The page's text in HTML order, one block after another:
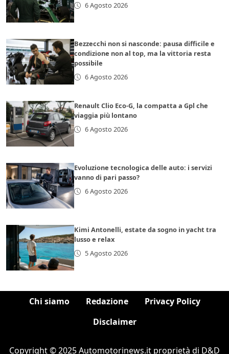
6 Agosto 2026
Bezzecchi non si nasconde: pausa difficile e
condizione non al top, ma la vittoria resta
possibile
6 Agosto 2026
Renault Clio Eco-G, la compatta a Gpl che
viaggia più lontano
6 Agosto 2026
Evoluzione tecnologica delle auto: i servizi
vanno di pari passo?
6 Agosto 2026
Kimi Antonelli, estate da sogno in yacht tra
lusso e relax
5 Agosto 2026
Chi siamo Redazione
Privacy Policy
Disclaimer
Copyright © 2025 Automotorinews.it proprietà di D&D